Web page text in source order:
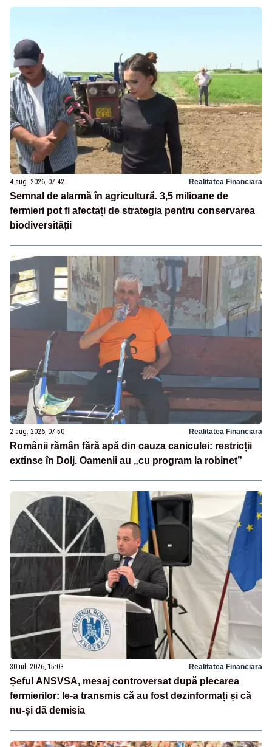
4 aug. 2026, 07:42 Realitatea Financiara
Semnal de alarmă în agricultură. 3,5 milioane de
fermieri pot fi afectați de strategia pentru conservarea
biodiversității
2 aug. 2026, 07:50 Realitatea Financiara
Românii rămân fără apă din cauza caniculei: restricții
extinse în Dolj. Oamenii au „cu program la robinet”
30 iul. 2026, 15:03 Realitatea Financiara
Șeful ANSVSA, mesaj controversat după plecarea
fermierilor: le-a transmis că au fost dezinformați și că
nu-și dă demisia